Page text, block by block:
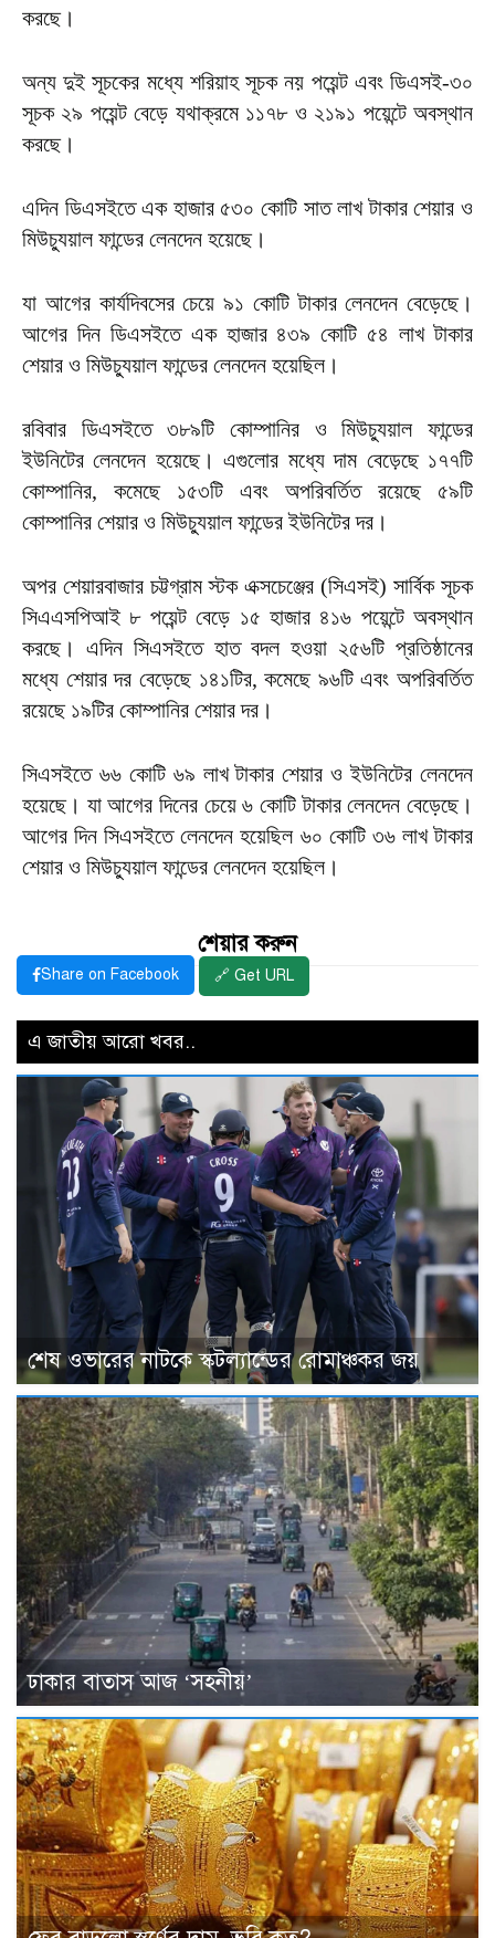
করছে।
অন্য দুই সূচকের মধ্যে শরিয়াহ সূচক নয় পয়েন্ট এবং ডিএসই-৩০
সূচক ২৯ পয়েন্ট বেড়ে যথাক্রমে ১১৭৮ ও ২১৯১ পয়েন্টে অবস্থান
করছে।
এদিন ডিএসইতে এক হাজার ৫৩০ কোটি সাত লাখ টাকার শেয়ার ও
মিউচ্যুয়াল ফান্ডের লেনদেন হয়েছে।
যা আগের কার্যদিবসের চেয়ে ৯১ কোটি টাকার লেনদেন বেড়েছে।
আগের দিন ডিএসইতে এক হাজার ৪৩৯ কোটি ৫৪ লাখ টাকার
শেয়ার ও মিউচ্যুয়াল ফান্ডের লেনদেন হয়েছিল।
রবিবার ডিএসইতে ৩৮৯টি কোম্পানির ও মিউচ্যুয়াল ফান্ডের
ইউনিটের লেনদেন হয়েছে। এগুলোর মধ্যে দাম বেড়েছে ১৭৭টি
কোম্পানির, কমেছে ১৫৩টি এবং অপরিবর্তিত রয়েছে ৫৯টি
কোম্পানির শেয়ার ও মিউচ্যুয়াল ফান্ডের ইউনিটের দর।
অপর শেয়ারবাজার চট্টগ্রাম স্টক এক্সচেঞ্জের (সিএসই) সার্বিক সূচক
সিএএসপিআই ৮ পয়েন্ট বেড়ে ১৫ হাজার ৪১৬ পয়েন্টে অবস্থান
করছে। এদিন সিএসইতে হাত বদল হওয়া ২৫৬টি প্রতিষ্ঠানের
মধ্যে শেয়ার দর বেড়েছে ১৪১টির, কমেছে ৯৬টি এবং অপরিবর্তিত
রয়েছে ১৯টির কোম্পানির শেয়ার দর।
সিএসইতে ৬৬ কোটি ৬৯ লাখ টাকার শেয়ার ও ইউনিটের লেনদেন
হয়েছে। যা আগের দিনের চেয়ে ৬ কোটি টাকার লেনদেন বেড়েছে।
আগের দিন সিএসইতে লেনদেন হয়েছিল ৬০ কোটি ৩৬ লাখ টাকার
শেয়ার ও মিউচ্যুয়াল ফান্ডের লেনদেন হয়েছিল।
শেয়ার করুন
Share on Facebook 🔗 Get URL
এ জাতীয় আরো খবর..
শেষ ওভারের নাটকে স্কটল্যান্ডের রোমাঞ্চকর জয়
ঢাকার বাতাস আজ ‘সহনীয়’